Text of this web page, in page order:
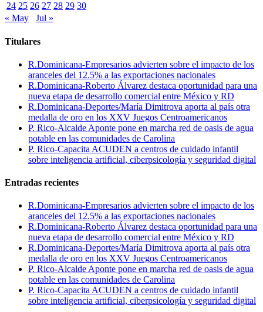
24 25 26 27 28 29 30
« May
Jul »
Titulares
R.Dominicana-Empresarios advierten sobre el impacto de los
aranceles del 12.5% a las exportaciones nacionales
R.Dominicana-Roberto Álvarez destaca oportunidad para una
nueva etapa de desarrollo comercial entre México y RD
R.Dominicana-Deportes/María Dimitrova aporta al país otra
medalla de oro en los XXV Juegos Centroamericanos
P. Rico-Alcalde Aponte pone en marcha red de oasis de agua
potable en las comunidades de Carolina
P. Rico-Capacita ACUDEN a centros de cuidado infantil
sobre inteligencia artificial, ciberpsicología y seguridad digital
Entradas recientes
R.Dominicana-Empresarios advierten sobre el impacto de los
aranceles del 12.5% a las exportaciones nacionales
R.Dominicana-Roberto Álvarez destaca oportunidad para una
nueva etapa de desarrollo comercial entre México y RD
R.Dominicana-Deportes/María Dimitrova aporta al país otra
medalla de oro en los XXV Juegos Centroamericanos
P. Rico-Alcalde Aponte pone en marcha red de oasis de agua
potable en las comunidades de Carolina
P. Rico-Capacita ACUDEN a centros de cuidado infantil
sobre inteligencia artificial, ciberpsicología y seguridad digital